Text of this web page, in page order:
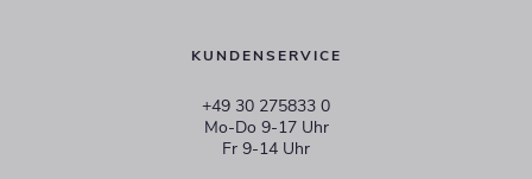
KUNDENSERVICE
+49 30 275833 0
Mo-Do 9-17 Uhr
Fr 9-14 Uhr